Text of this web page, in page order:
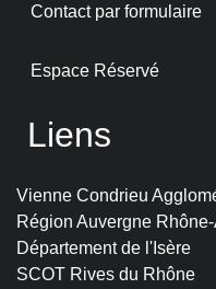
Contact par formulaire
Espace Réservé
Liens
Vienne Condrieu
Région Auvergne
Département de l'Isère
SCOT Rives du Rhône